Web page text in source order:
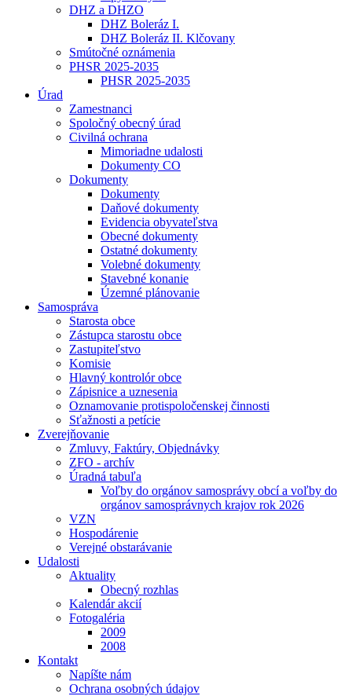
DHZ a DHZO
DHZ Boleráz I.
DHZ Boleráz II. Klčovany
Smútočné oznámenia
PHSR 2025-2035
PHSR 2025-2035
Úrad
Zamestnanci
Spoločný obecný úrad
Civilná ochrana
Mimoriadne udalosti
Dokumenty CO
Dokumenty
Dokumenty
Daňové dokumenty
Evidencia obyvateľstva
Obecné dokumenty
Ostatné dokumenty
Volebné dokumenty
Stavebné konanie
Územné plánovanie
Samospráva
Starosta obce
Zástupca starostu obce
Zastupiteľstvo
Komisie
Hlavný kontrolór obce
Zápisnice a uznesenia
Oznamovanie protispoločenskej činnosti
Sťažnosti a petície
Zverejňovanie
Zmluvy, Faktúry, Objednávky
ZFO - archív
Úradná tabuľa
Voľby do orgánov samosprávy obcí a voľby do
orgánov samosprávnych krajov rok 2026
VZN
Hospodárenie
Verejné obstarávanie
Udalosti
Aktuality
Obecný rozhlas
Kalendár akcií
Fotogaléria
2009
2008
Kontakt
Napíšte nám
Ochrana osobných údajov